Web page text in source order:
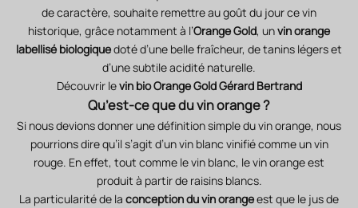
de caractère, souhaite remettre au goût du jour ce vin
historique, grâce notamment à l’Orange Gold, unvin orange
labellisé biologiquedoté d’une belle fraîcheur, de tanins légers et
d’une subtile acidité naturelle.
Découvrir levin bio Orange Gold Gérard Bertrand
Qu’est-ce que du vin orange ?
Si nous devions donner une définition simple du vin orange, nous
pourrions dire qu’il s’agit d’un vin blanc vinifié comme un vin
rouge. En effet, tout comme le vin blanc, le vin orange est
produit à partir de raisins blancs.
La particularité de la conception du vin orangeest que le jus de